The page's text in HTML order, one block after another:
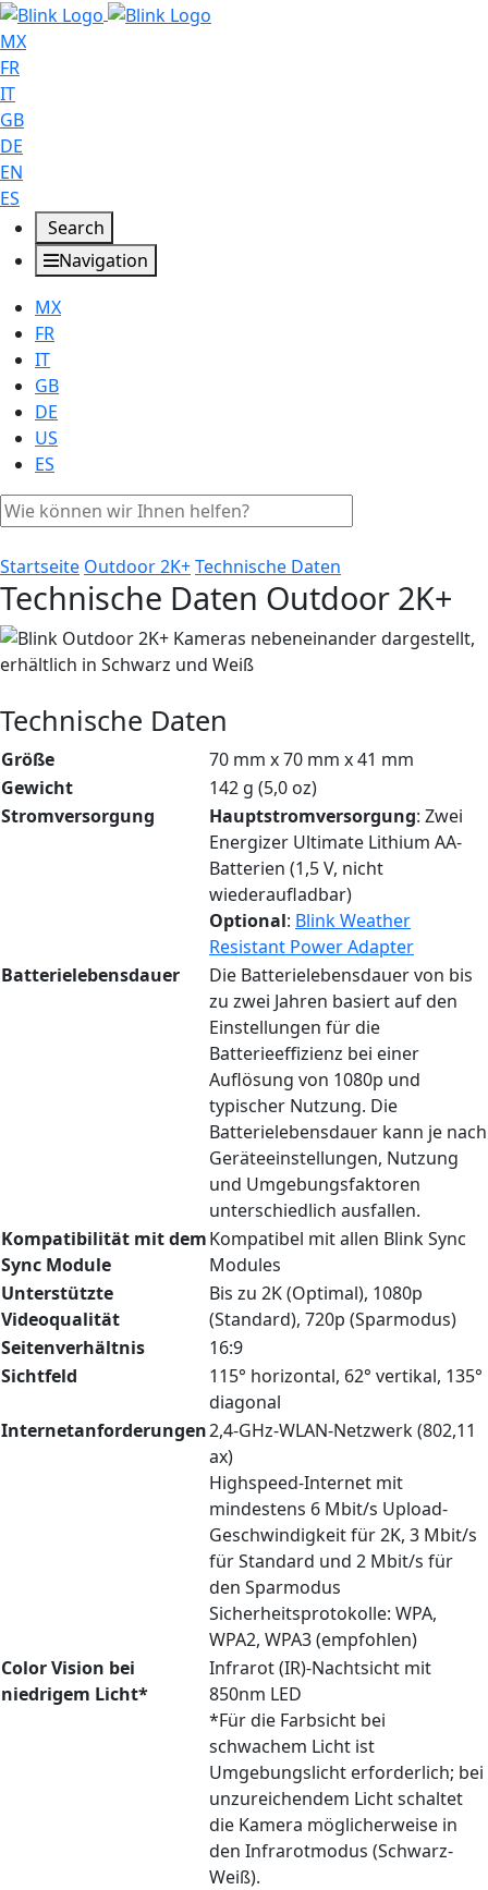
MX
FR
IT
GB
DE
EN
ES
Search
Navigation
MX
FR
IT
GB
DE
US
ES
Startseite Outdoor 2K+Technische Daten
Technische Daten Outdoor 2K+
Technische Daten
Größe
70 mm x 70 mm x 41 mm
Gewicht
142 g (5,0 oz)
Stromversorgung
Hauptstromversorgung: Zwei
Energizer Ultimate Lithium AA-
Batterien (1,5 V, nicht
wiederaufladbar)
Optional: Blink Weather
Resistant Power Adapter
Batterielebensdauer
Die Batterielebensdauer von bis
zu zwei Jahren basiert auf den
Einstellungen für die
Batterieeffizienz bei einer
Auflösung von 1080p und
typischer Nutzung. Die
Batterielebensdauer kann je nach
Geräteeinstellungen, Nutzung
und Umgebungsfaktoren
unterschiedlich ausfallen.
Kompatibilität mit dem
Sync Module
Kompatibel mit allen Blink Sync
Modules
Unterstützte
Videoqualität
Bis zu 2K (Optimal), 1080p
(Standard), 720p (Sparmodus)
Seitenverhältnis
16:9
Sichtfeld
115° horizontal, 62° vertikal, 135°
diagonal
Internetanforderungen2,4-GHz-WLAN-Netzwerk (802,11
ax)
Highspeed-Internet mit
mindestens 6 Mbit/s Upload-
Geschwindigkeit für 2K, 3 Mbit/s
für Standard und 2 Mbit/s für
den Sparmodus
Sicherheitsprotokolle: WPA,
WPA2, WPA3 (empfohlen)
Color Vision bei
niedrigem Licht*
Infrarot (IR)-Nachtsicht mit
850nm LED
*Für die Farbsicht bei
schwachem Licht ist
Umgebungslicht erforderlich; bei
unzureichendem Licht schaltet
die Kamera möglicherweise in
den Infrarotmodus (Schwarz-
Weiß).